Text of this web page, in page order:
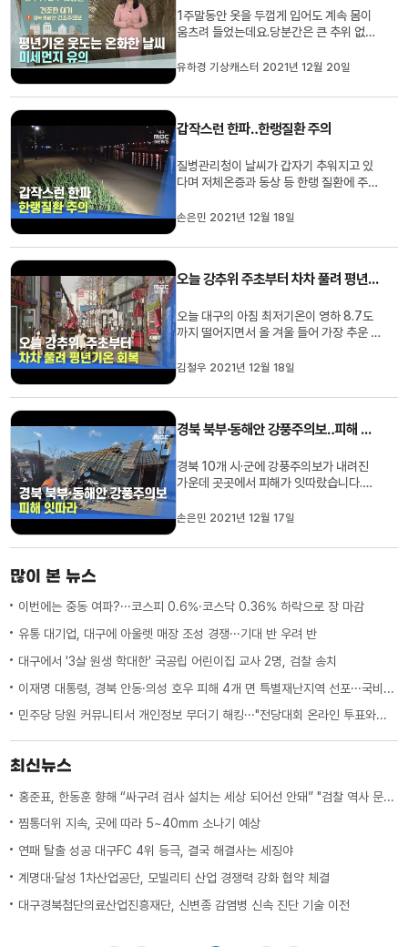
1주말동안 옷을 두껍게 입어도 계속 몸이
움츠려 들었는데요.당분간은 큰 추위 없이
따뜻한 공기와 내륙의 찬 공기가 만나 비구
북부내륙에는 빗방울이 떨어지는 곳이 있
에서 내린 빗방울이 얼어 ...
유하경 기상캐스터 2021년 12월 20일
갑작스런 한파‥한랭질환 주의
질병관리청이 날씨가 갑자기 추워지고 있
다며 저체온증과 동상 등 한랭 질환에 주의
력이 떨어지는 어르신과 어린이, 만성질환
쉽다며 야외활동을 자제하고 외출 시 보온
일부터 15일까지 질병관리청...
손은민 2021년 12월 18일
오늘 강추위 주초부터 차차 풀려 평년기온 회복
오늘 대구의 아침 최저기온이 영하 8.7도
까지 떨어지면서 올 겨울 들어 가장 추운 날
대구의 아침 최저기온이 영하 8.7로 영하
기온은 대구 2.6도 등 0도에서 4도 분포를
면서 내일 대구의 아침 최저 ...
김철우 2021년 12월 18일
경북 북부·동해안 강풍주의보‥피해 잇따라
경북 10개 시·군에 강풍주의보가 내려진
가운데 곳곳에서 피해가 잇따랐습니다.오
택 지붕이 바람에 날아가면서 전신주가 부
서 주택 지붕이 내려 앉았고, 봉화군 봉화
손은민 2021년 12월 17일
많이 본 뉴스
이번에는 중동 여파?···코스피 0.6%·코스닥 0.36% 하락으로 장 마감
유통 대기업, 대구에 아울렛 매장 조성 경쟁···기대 반 우려 반
대구에서 '3살 원생 학대한' 국공립 어린이집 교사 2명, 검찰 송치
이재명 대통령, 경북 안동·의성 호우 피해 4개 면 특별재난지역 선포···국비 추가 지원
민주당 당원 커뮤니티서 개인정보 무더기 해킹···"전당대회 온라인 투표와는 무관"
최신뉴스
홍준표, 한동훈 향해 “싸구려 검사 설치는 세상 되어선 안돼” "검찰 역사 문 닫게 원인 제공한 원흉"
찜통더위 지속, 곳에 따라 5~40mm 소나기 예상
연패 탈출 성공 대구FC 4위 등극, 결국 해결사는 세징야
계명대·달성 1차산업공단, 모빌리티 산업 경쟁력 강화 협약 체결
대구경북첨단의료산업진흥재단, 신변종 감염병 신속 진단 기술 이전